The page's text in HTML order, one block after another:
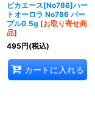
ピカエース[No786]ハー
トオーロラ No786 パー
プル0.5g [お取り寄せ商
品]
495円(税込)
カートに入れる